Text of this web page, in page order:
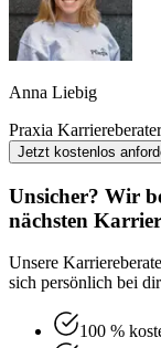
Anna Liebig
Praxia
Jetzt kostenlos
Unsicher? Wir
nächsten
Unsere
sich persönlich bei
100 %